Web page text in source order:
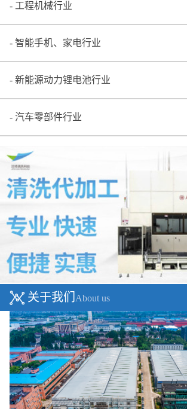
工程机械行业
智能手机、家电行业
新能源动力锂电池行业
汽车零部件行业
关于我们 About us